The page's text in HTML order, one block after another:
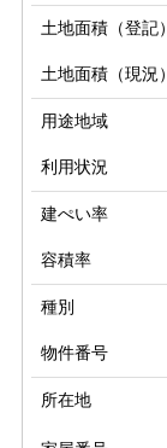
土地面積（登記）
土地面積（現況）
用途地域
利用状況
建ぺい率
容積率
種別
物件番号
所在地